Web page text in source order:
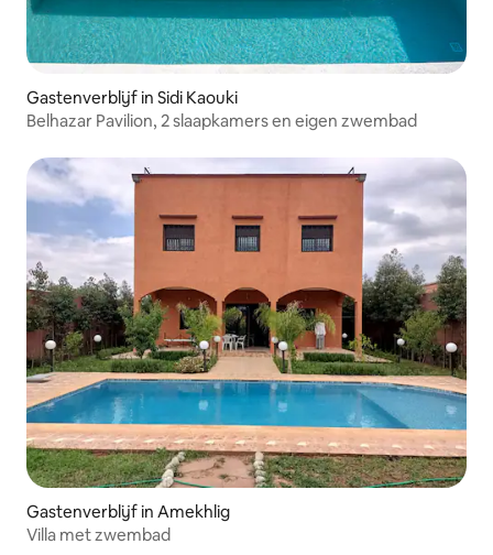
Gastenverblijf in Sidi Kaouki
Belhazar Pavilion, 2 slaapkamers en eigen zwembad
Gastenverblijf in Amekhlig
Villa met zwembad